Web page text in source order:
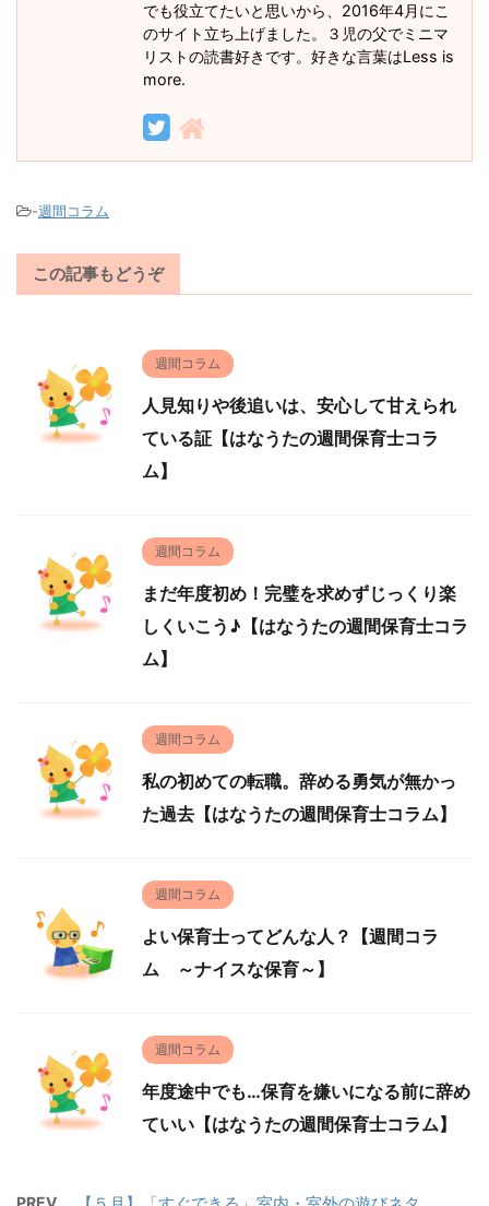
でも役立てたいと思いから、2016年4月にこ
のサイト立ち上げました。３児の父でミニマ
リストの読書好きです。好きな言葉はLess is
more.
-週間コラム
この記事もどうぞ
週間コラム
人見知りや後追いは、安心して甘えられ
ている証【はなうたの週間保育士コラ
ム】
週間コラム
まだ年度初め！完璧を求めずじっくり楽
しくいこう♪【はなうたの週間保育士コラ
ム】
週間コラム
私の初めての転職。辞める勇気が無かっ
た過去【はなうたの週間保育士コラム】
週間コラム
よい保育士ってどんな人？【週間コラ
ム ～ナイスな保育～】
週間コラム
年度途中でも…保育を嫌いになる前に辞め
ていい【はなうたの週間保育士コラム】
PREV